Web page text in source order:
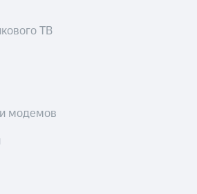
ТВ
модемов